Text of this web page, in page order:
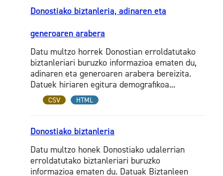
Donostiako biztanleria, adinaren eta
generoaren arabera
Datu multzo horrek Donostian erroldatutako
biztanleriari buruzko informazioa ematen du,
adinaren eta generoaren arabera bereizita.
Datuek hiriaren egitura demografikoa...
CSV HTML
Donostiako biztanleria
Datu multzo honek Donostiako udalerrian
erroldatutako biztanleriari buruzko
informazioa ematen du. Datuak Biztanleen